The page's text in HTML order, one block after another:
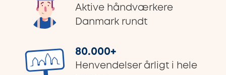
Aktive håndværkere
Danmark rundt
80.000+
Henvendelser årligt i hele